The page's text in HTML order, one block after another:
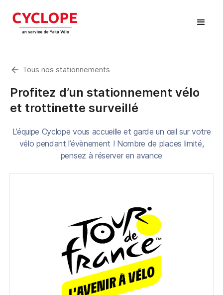
arrow_back Tous nos stationnements
Profitez d’un stationnement vélo
et trottinette surveillé
L’équipe Cyclope vous accueille et garde un œil sur votre
vélo pendant l’évènement ! Nombre de places limité,
pensez à réserver en avance